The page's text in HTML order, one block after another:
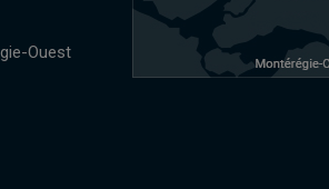
Ouest